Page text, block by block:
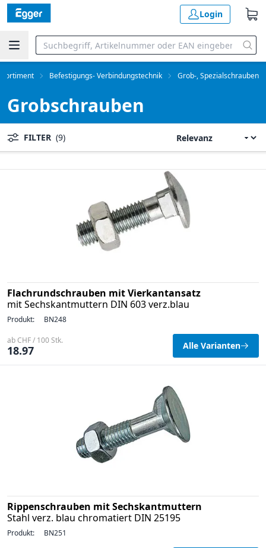
Login
Sortiment Befestigungs- Verbindungstechnik Grob-, Spezialschrauben
Grobschrauben
FILTER (9)
Flachrundschrauben mit Vierkantansatz
mit Sechskantmuttern DIN 603 verz.blau
Produkt: BN248
ab CHF / 100 Stk.
18.97 Alle Varianten
Rippenschrauben mit Sechskantmuttern
Stahl verz. blau chromatiert DIN 25195
Produkt: BN251